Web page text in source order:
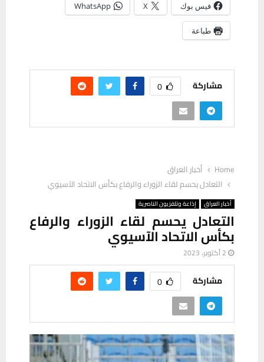
فيس بوك X
WhatsApp
طباعة
مشاركة 0
Home
أخبار العراق
التعادل يحسم لقاء الزوراء والرفاع بكأس الاتحاد الآسيوي
أخبار العراق إذاعة وتلفزيون الناصرية
التعادل يحسم لقاء الزوراء والرفاع
بكأس الاتحاد الآسيوي
2 أكتوبر، 2023
مشاركة 0